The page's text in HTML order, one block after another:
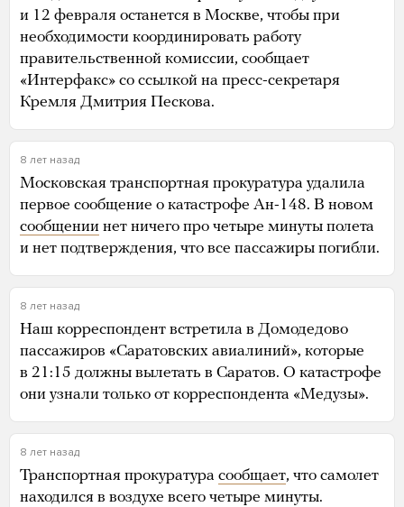
и 12 февраля останется в Москве, чтобы при
необходимости координировать работу
правительственной комиссии, сообщает
«Интерфакс» со ссылкой на пресс-секретаря
Кремля Дмитрия Пескова.
8 лет назад
Московская транспортная прокуратура удалила
первое сообщение о катастрофе Ан-148. В новом
сообщении нет ничего про четыре минуты полета
и нет подтверждения, что все пассажиры погибли.
8 лет назад
Наш корреспондент встретила в Домодедово
пассажиров «Саратовских авиалиний», которые
в 21:15 должны вылетать в Саратов. О катастрофе
они узнали только от корреспондента «Медузы».
8 лет назад
Транспортная прокуратура сообщает, что самолет
находился в воздухе всего четыре минуты.